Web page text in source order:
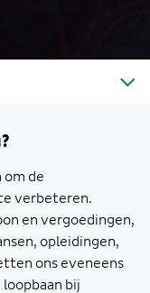
om de
verbeteren.
en vergoedingen,
opleidingen,
ons eveneens
loopbaan bij